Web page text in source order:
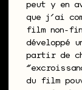
peut y en
que j’ai
film non-
développé
partir de
du film